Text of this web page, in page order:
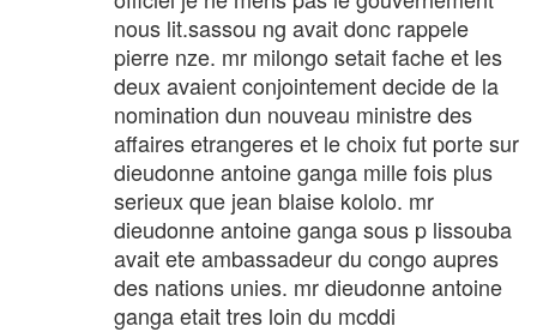
nous lit.sassou ng avait donc rappele
pierre nze. mr milongo setait fache et les
deux avaient conjointement decide de la
nomination dun nouveau ministre des
affaires etrangeres et le choix fut porte sur
dieudonne antoine ganga mille fois plus
serieux que jean blaise kololo. mr
dieudonne antoine ganga sous p lissouba
avait ete ambassadeur du congo aupres
des nations unies. mr dieudonne antoine
ganga etait tres loin du mcddi